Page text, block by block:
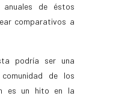
de éstos
comparativos a
podría ser una
de los
es un hito en la